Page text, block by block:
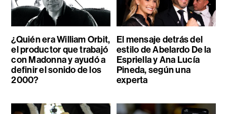
¿Quién era William Orbit,
el productor que trabajó
con Madonna y ayudó a
definir el sonido de los
2000?
El mensaje detrás del
estilo de Abelardo De la
Espriella y Ana Lucía
Pineda, según una
experta